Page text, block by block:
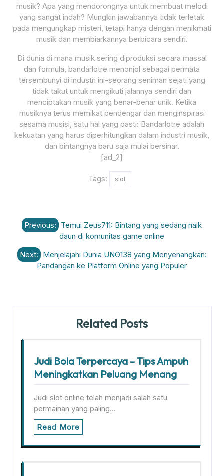
musik? Apa yang mendorongnya untuk membuat melodi
yang sangat indah? Mungkin jawabannya tidak terletak
pada mengungkap misteri, tetapi hanya dengan menikmati
musik dan membiarkannya berbicara sendiri.
Di dunia di mana musik sering diproduksi secara massal
dan formula, bandarlotre menonjol sebagai permata
tersembunyi di industri ini-seorang seniman sejati yang
tidak takut untuk mengikuti jalannya sendiri dan
menciptakan musik yang benar-benar unik. Ketika
musiknya terus memikat pendengar dan menginspirasi
sesama musisi, satu hal yang pasti: Bandarlotre adalah
kekuatan yang harus diperhitungkan dalam industri musik,
dan bintangnya baru saja mulai bersinar.
[ad_2]
Tags: slot
Post
navigation
Previous: Temui Zeus711: Bintang yang sedang naik
daun di komunitas game online
Next: Menjelajahi Dunia UNO138 yang Menyenangkan:
Pandangan ke Platform Online yang Populer
Related Posts
Judi Bola Terpercaya – Tips Ampuh
Meningkatkan Peluang Menang
Judi slot online telah menjadi salah satu
permainan yang paling…
Read More